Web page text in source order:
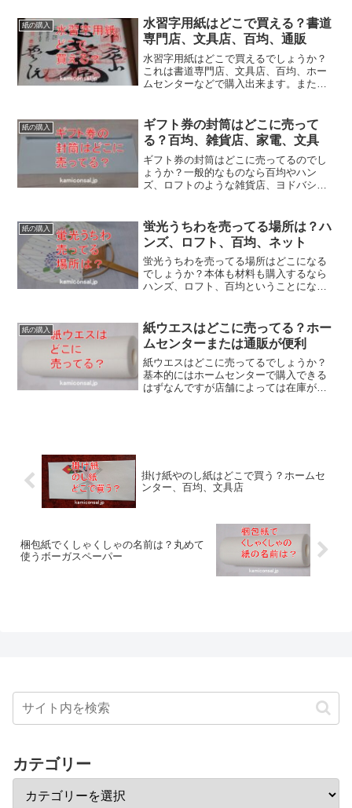
できます。コピー用紙のロールのものは
需要が少ないので割高にはなります。
紙の購入
水習字用紙はどこで買える？書道
専門店、文具店、百均、通販
水習字用紙はどこで買えるでしょうか？
これは書道専門店、文具店、百均、ホー
ムセンターなどで購入出来ます。また用
す。水習字用紙がどこで買えるか不明な
場合は通販を使うのが便利でしょう、
紙の購入
ギフト券の封筒はどこに売って
る？百均、雑貨店、家電、文具
ギフト券の封筒はどこに売ってるのでし
ょうか？一般的なものなら百均やハン
ズ、ロフトのような雑貨店、ヨドバシの
です。近所でギフト券の封筒がどこに売
ってるか不明なら通販にもあります。
紙の購入
蛍光うちわを売ってる場所は？ハ
ンズ、ロフト、百均、ネット
蛍光うちわを売ってる場所はどこになる
でしょうか？本体も材料も購入するなら
ハンズ、ロフト、百均ということになり
ちわを売ってる場所が近くにないならネ
ットを利用するのがいいでしょう。
紙の購入
紙ウエスはどこに売ってる？ホー
ムセンターまたは通販が便利
紙ウエスはどこに売ってるでしょうか？
基本的にはホームセンターで購入できる
はずなんですが店舗によっては在庫がな
掛け紙やのし紙はどこで買う？ホームセ
ンター、百均、文具店
梱包紙でくしゃくしゃの名前は？丸めて
使うボーガスペーパー
カテゴリー